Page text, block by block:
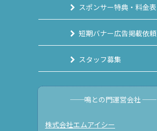
スポンサー特典・料金表
短期バナー広告掲載依頼
スタッフ募集
──鳴との門運営会社 ──
株式会社エムアイシー